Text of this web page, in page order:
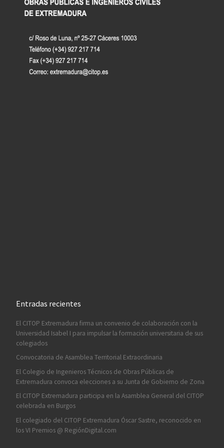
Entradas recientes
El CITOP Extremadura firma un convenio de colaboración con la
Universidad Isabel I para impulsar la formación universitaria de sus
colegiados
Convocatoria de Asamblea Territorial Extraordinaria
El Colegio de Ingenieros Técnicos de Obras Públicas de
Extremadura convoca elecciones a su Junta de Gobierno de Zona
El CITOP Extremadura participa en la Asamblea General del CITOP
celebrada en Burgos
El colegiado del CITOP Extremadura Óscar Sastre, reconocido en
los VI Premios @ RegiónDigital.com